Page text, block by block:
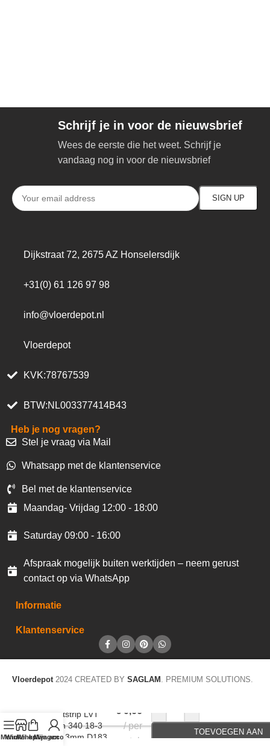
Schrijf je in voor de nieuwsbrief
Wees de eerste die het weet. Schrijf je
vandaag nog in voor de nieuwsbrief
Dijkstraat 72, 2675 AZ Honselersdijk
+31(0) 61 126 97 98
info@vloerdepot.nl
Vloerdepot
KVK:78767539
BTW:NL003377414B43
Heb je nog vragen?
Stel je vraag via Mail
Whatsapp met de klantenservice
Bel met de klantenservice
Maandag- Vrijdag 12:00 - 18:00
Saturday 09:00 - 16:00
Afspraak mogelijk buiten werktijden – neem gerust
contact op via WhatsApp
Informatie
Klantenservice
Vloerdepot 2024 CREATED BY SAGLAM . PREMIUM SOLUTIONS.
Menu
Winkel op
Winkelwagen
Mijn account
Accentstrip LVT
Design 340 18-3
brown 3mm D183
€0,66
per
stuk
TOEVOEGEN AAN